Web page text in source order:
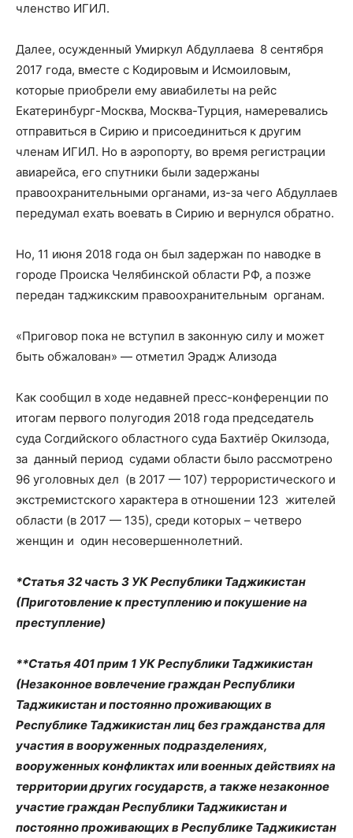
членство ИГИЛ.
Далее, осужденный Умиркул Абдуллаева 8 сентября
2017 года, вместе с Кодировым и Исмоиловым,
которые приобрели ему авиабилеты на рейс
Екатеринбург-Москва, Москва-Турция, намеревались
отправиться в Сирию и присоединиться к другим
членам ИГИЛ. Но в аэропорту, во время регистрации
авиарейса, его спутники были задержаны
правоохранительными органами, из-за чего Абдуллаев
передумал ехать воевать в Сирию и вернулся обратно.
Но, 11 июня 2018 года он был задержан по наводке в
городе Происка Челябинской области РФ, а позже
передан таджикским правоохранительным органам.
«Приговор пока не вступил в законную силу и может
быть обжалован» — отметил Эрадж Ализода
Как сообщил в ходе недавней пресс-конференции по
итогам первого полугодия 2018 года председатель
суда Согдийского областного суда Бахтиёр Окилзода,
за данный период судами области было рассмотрено
96 уголовных дел (в 2017 — 107) террористического и
экстремистского характера в отношении 123 жителей
области (в 2017 — 135), среди которых – четверо
женщин и один несовершеннолетний.
*Статья 32 часть 3 УК Республики Таджикистан
(Приготовление к преступлению и покушение на
преступление)
**Статья 401 прим 1 УК Республики Таджикистан
(Незаконное вовлечение граждан Республики
Таджикистан и постоянно проживающих в
Республике Таджикистан лиц без гражданства для
участия в вооруженных подразделениях,
вооруженных конфликтах или военных действиях на
территории других государств, а также незаконное
участие граждан Республики Таджикистан и
постоянно проживающих в Республике Таджикистан